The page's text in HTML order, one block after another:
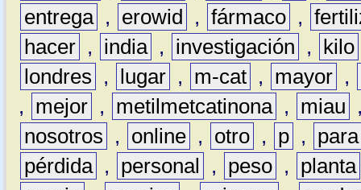
entrega , erowid , fármaco ,
hacer , india , investigación , kilo
londres
, lugar , m-cat , mayor ,
,
mejor , metilmetcatinona , miau
nosotros
, online , otro , p ,
para
pérdida , personal , peso ,
planta